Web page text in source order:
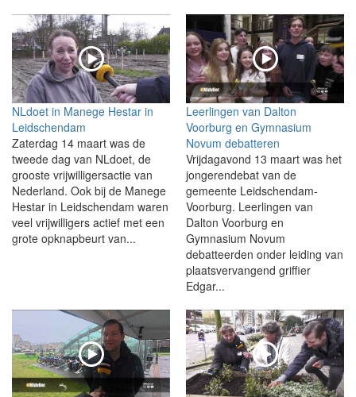
NLdoet in Manege Hestar in
Leidschendam
Zaterdag 14 maart was de
tweede dag van NLdoet, de
grooste vrijwilligersactie van
Nederland. Ook bij de Manege
Hestar in Leidschendam waren
veel vrijwilligers actief met een
grote opknapbeurt van...
Leerlingen van Dalton
Voorburg en Gymnasium
Novum debatteren
Vrijdagavond 13 maart was het
jongerendebat van de
gemeente Leidschendam-
Voorburg. Leerlingen van
Dalton Voorburg en
Gymnasium Novum
debatteerden onder leiding van
plaatsvervangend griffier
Edgar...